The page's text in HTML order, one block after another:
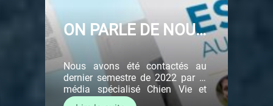
ON PARLE DE NOUS
Nous avons été contactés au
dernier semestre de 2022 par le
média spécialisé Chien Vie et
Santé afin de parler du Royal